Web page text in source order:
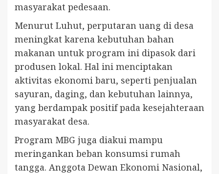
masyarakat pedesaan.
Menurut Luhut, perputaran uang di desa
meningkat karena kebutuhan bahan
makanan untuk program ini dipasok dari
produsen lokal. Hal ini menciptakan
aktivitas ekonomi baru, seperti penjualan
sayuran, daging, dan kebutuhan lainnya,
yang berdampak positif pada kesejahteraan
masyarakat desa.
Program MBG juga diakui mampu
meringankan beban konsumsi rumah
tangga. Anggota Dewan Ekonomi Nasional,